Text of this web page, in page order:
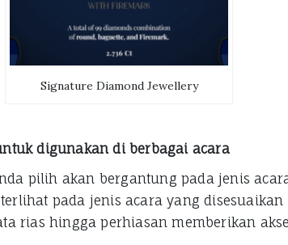
Signature Diamond Jewellery
digunakan di berbagai acara
pilih akan bergantung pada jenis
pada jenis acara yang
rias hingga perhiasan memberikan